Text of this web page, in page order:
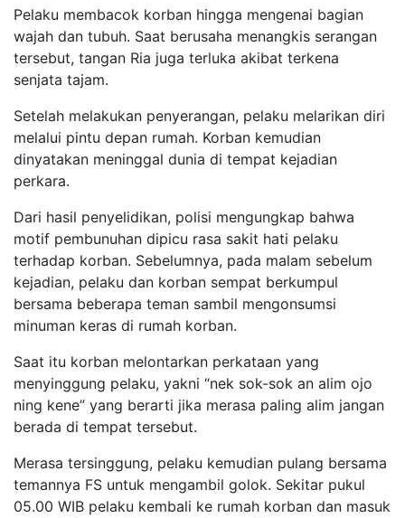
Pelaku membacok korban hingga mengenai bagian
wajah dan tubuh. Saat berusaha menangkis serangan
tersebut, tangan Ria juga terluka akibat terkena
senjata tajam.
Setelah melakukan penyerangan, pelaku melarikan diri
melalui pintu depan rumah. Korban kemudian
dinyatakan meninggal dunia di tempat kejadian
perkara.
Dari hasil penyelidikan, polisi mengungkap bahwa
motif pembunuhan dipicu rasa sakit hati pelaku
terhadap korban. Sebelumnya, pada malam sebelum
kejadian, pelaku dan korban sempat berkumpul
bersama beberapa teman sambil mengonsumsi
minuman keras di rumah korban.
Saat itu korban melontarkan perkataan yang
menyinggung pelaku, yakni “nek sok-sok an alim ojo
ning kene” yang berarti jika merasa paling alim jangan
berada di tempat tersebut.
Merasa tersinggung, pelaku kemudian pulang bersama
temannya FS untuk mengambil golok. Sekitar pukul
05.00 WIB pelaku kembali ke rumah korban dan masuk